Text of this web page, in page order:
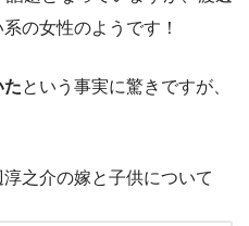
の女性のようです！
たという事実に驚きですが、
之介の嫁と子供について